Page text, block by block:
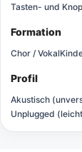
Tasten- und
Formation
Chor / Vokal
Profil
Akustisch
Unplugged